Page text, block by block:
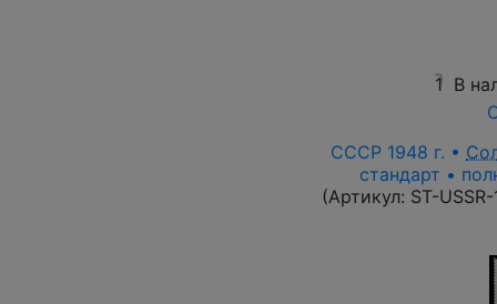
1 В
СССР 1948 г. •
стандарт •
(Артикул: ST-